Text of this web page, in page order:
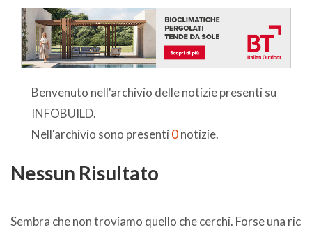
Benvenuto nell'archivio delle notizie presenti su
INFOBUILD.
Nell'archivio sono presenti 0notizie.
Nessun Risultato
Sembra che non troviamo quello che cerchi. Forse una